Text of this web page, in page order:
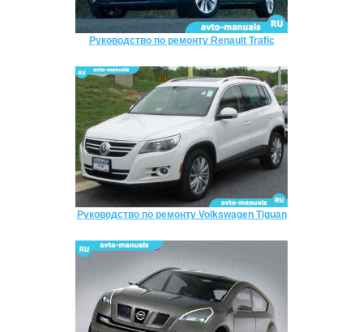
Руководство по ремонту Renault Trafic
Руководство по ремонту Volkswagen Tiguan